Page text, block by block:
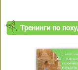
Тренинги по